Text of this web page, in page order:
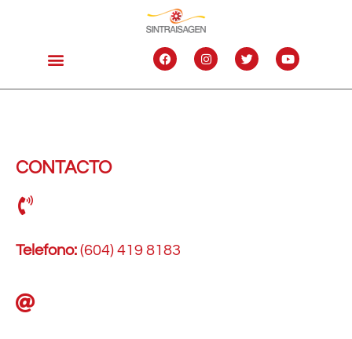
CONTACTO
Telefono: (604) 419 8183